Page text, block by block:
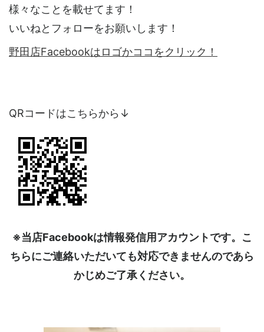
様々なことを載せてます！
いいねとフォローをお願いします！
野田店Facebookはロゴかココをクリック！
QRコードはこちらから↓
※当店Facebookは情報発信用アカウントです。こ
ちらにご連絡いただいても対応できませんのであら
かじめご了承ください。